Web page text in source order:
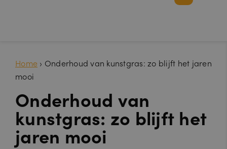
Home › Onderhoud van kunstgras: zo blijft het jaren
mooi
Onderhoud van
kunstgras: zo blijft het
jaren mooi